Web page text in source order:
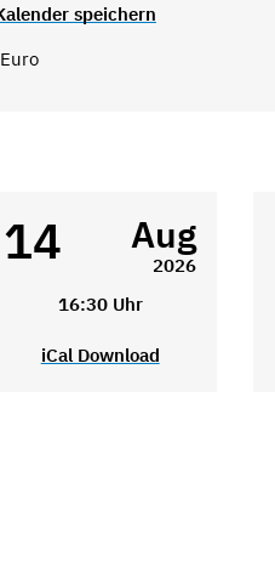
speichern
14 Aug
2026
16:30 Uhr
iCal Download